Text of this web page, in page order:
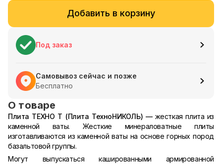
Добавить в корзину
Под заказ
Самовывоз сейчас и позже
Бесплатно
О товаре
Плита ТЕХНО Т (Плита ТехноНИКОЛЬ) —жесткая плита из
каменной ваты. Жесткие минераловатные плиты
изготавливаются из каменной ваты на основе горных пород
базальтовой группы.
Могут выпускаться кашированными армированной